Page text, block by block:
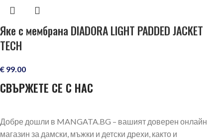
Яке с мембрана DIADORA LIGHT PADDED JACKET
TECH
€ 99.00
СВЪРЖЕТЕ СЕ С НАС
Добре дошли в MANGATA.BG – вашият доверен онлайн
магазин за дамски, мъжки и детски дрехи, както и